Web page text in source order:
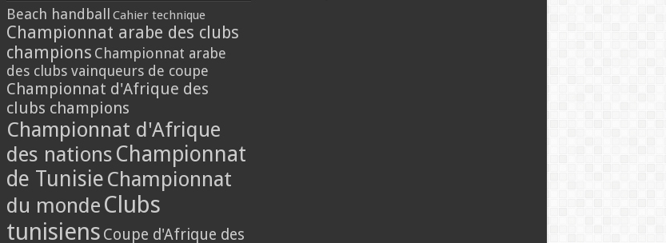
Beach handball Cahier technique
Championnat arabe des clubs
champions Championnat arabe
des clubs vainqueurs de coupe
Championnat d'Afrique des
clubs champions
Championnat d'Afrique
des nations Championnat
de Tunisie Championnat
du monde Clubs
tunisiens Coupe d'Afrique des